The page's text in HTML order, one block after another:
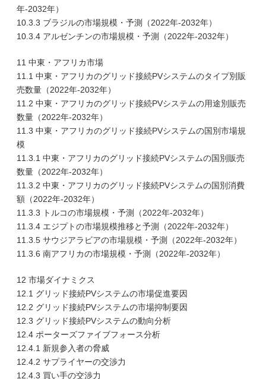
年-2032年）
10.3.3 ブラジルの市場規模・予測（2022年-2032年）
10.3.4 アルゼンチンの市場規模・予測（2022年-2032年）
11 中東・アフリカ市場
11.1 中東・アフリカのグリッド接続PVシステムのタイプ別販
売数量（2022年-2032年）
11.2 中東・アフリカのグリッド接続PVシステムの用途別販売
数量（2022年-2032年）
11.3 中東・アフリカのグリッド接続PVシステムの国別市場規
模
11.3.1 中東・アフリカのグリッド接続PVシステムの国別販売
数量（2022年-2032年）
11.3.2 中東・アフリカのグリッド接続PVシステムの国別消費
額（2022年-2032年）
11.3.3 トルコの市場規模・予測（2022年-2032年）
11.3.4 エジプトの市場規模推移と予測（2022年-2032年）
11.3.5 サウジアラビアの市場規模・予測（2022年-2032年）
11.3.6 南アフリカの市場規模・予測（2022年-2032年）
12 市場ダイナミクス
12.1 グリッド接続PVシステムの市場促進要因
12.2 グリッド接続PVシステムの市場抑制要因
12.3 グリッド接続PVシステムの動向分析
12.4 ポーターズファイブフォース分析
12.4.1 新規参入者の脅威
12.4.2 サプライヤーの交渉力
12.4.3 買い手の交渉力